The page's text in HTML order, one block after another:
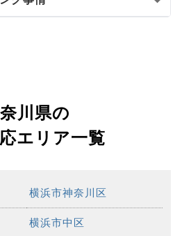
川県の
エリア一覧
横浜市神奈川区
横浜市中区